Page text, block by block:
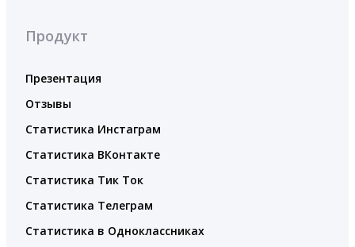
Продукт
Презентация
Отзывы
Статистика Инстаграм
Статистика ВКонтакте
Статистика Тик Ток
Статистика Телеграм
Статистика в Одноклассниках